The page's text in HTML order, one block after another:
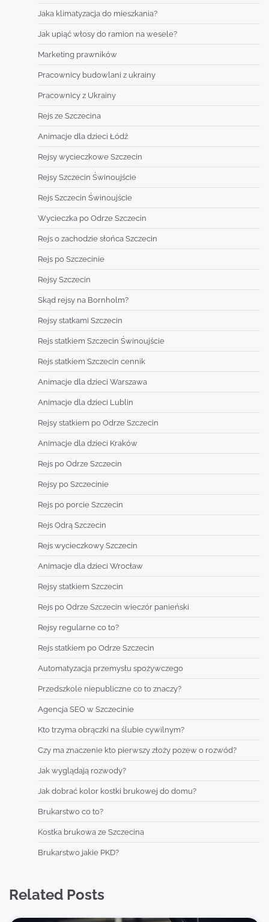
Jaka klimatyzacja do mieszkania?
Jak upiąć włosy do ramion na wesele?
Marketing prawników
Pracownicy budowlani z ukrainy
Pracownicy z Ukrainy
Rejs ze Szczecina
Animacje dla dzieci Łódź
Rejsy wycieczkowe Szczecin
Rejsy Szczecin Świnoujście
Rejs Szczecin Świnoujście
Wycieczka po Odrze Szczecin
Rejs o zachodzie słońca Szczecin
Rejs po Szczecinie
Rejsy Szczecin
Skąd rejsy na Bornholm?
Rejsy statkami Szczecin
Rejs statkiem Szczecin Świnoujście
Rejs statkiem Szczecin cennik
Animacje dla dzieci Warszawa
Animacje dla dzieci Lublin
Rejsy statkiem po Odrze Szczecin
Animacje dla dzieci Kraków
Rejs po Odrze Szczecin
Rejsy po Szczecinie
Rejs po porcie Szczecin
Rejs Odrą Szczecin
Rejs wycieczkowy Szczecin
Animacje dla dzieci Wrocław
Rejsy statkiem Szczecin
Rejs po Odrze Szczecin wieczór panieński
Rejsy regularne co to?
Rejs statkiem po Odrze Szczecin
Automatyzacja przemysłu spożywczego
Przedszkole niepubliczne co to znaczy?
Agencja SEO w Szczecinie
Kto trzyma obrączki na ślubie cywilnym?
Czy ma znaczenie kto pierwszy złoży pozew o rozwód?
Jak wyglądają rozwody?
Jak dobrać kolor kostki brukowej do domu?
Brukarstwo co to?
Kostka brukowa ze Szczecina
Brukarstwo jakie PKD?
Related Posts